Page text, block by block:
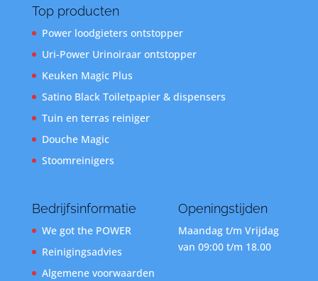
Top producten
Power loodgieters ontstopper
Uri-Power Urinoiraar ontstopper
Keuken Magic Plus
Satino Black Toiletpapier & dispensers
Tuin en terras reiniger
Douche Magic
Stoomreinigers
Bedrijfsinformatie
We got the POWER
Reinigingsadvies
Algemene voorwaarden
Openingstijden
Maandag t/m Vrijdag
van 09:00 t/m 18.00